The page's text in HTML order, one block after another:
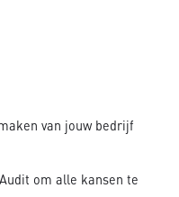
van jouw bedrijf
om alle kansen te